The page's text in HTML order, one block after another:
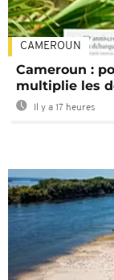
CAMEROUN
Cameroun :
multiplie les
Il y a 17 heures